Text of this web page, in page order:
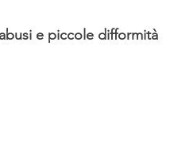
e piccole difformità